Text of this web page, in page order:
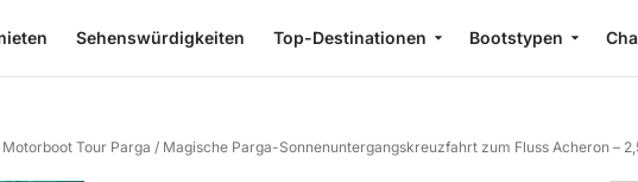
Sehenswürdigkeiten Top-Destinationen Bootstypen
Motorboot Tour Parga / Magische Parga-Sonnenuntergangskreuzfahrt zum Fluss Acheron –